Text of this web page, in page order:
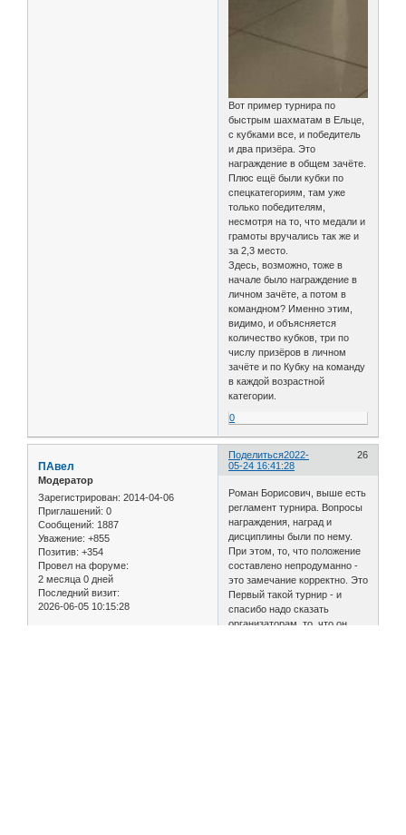
Вот пример турнира по
быстрым шахматам в Ельце,
с кубками все, и победитель
и два призёра. Это
награждение в общем зачёте.
Плюс ещё были кубки по
спецкатегориям, там уже
только победителям,
несмотря на то, что медали и
грамоты вручались так же и
за 2,3 место.
Здесь, возможно, тоже в
начале было награждение в
личном зачёте, а потом в
командном? Именно этим,
видимо, и объясняется
количество кубков, три по
числу призёров в личном
зачёте и по Кубку на команду
в каждой возрастной
категории.
0
Поделиться 26
2022-
05-24 16:41:28
ПАвел
Модератор
Зарегистрирован: 2014-04-06
Приглашений: 0
Сообщений: 1887
Уважение: +855
Позитив: +354
Провел на форуме:
2 месяца 0 дней
Последний визит:
2026-06-05 10:15:28
Роман Борисович, выше есть
регламент турнира. Вопросы
награждения, наград и
дисциплины были по нему.
При этом, то, что положение
составлено непродуманно -
это замечание корректно. Это
Первый такой турнир - и
спасибо надо сказать
организаторам, то, что он